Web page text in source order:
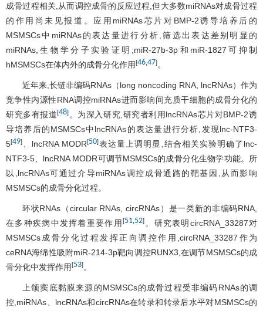
成骨过程相关,从而调控成骨的反应过程,但大多数miRNAs对成骨过程
的作用尚未见报道。应用miRNAs芯片对BMP-2诱导培养后的
MSMSCs中miRNAs的表达量进行分析,筛选出表达差别明显的
miRNAs,生物学分子实验证明,miR-27b-3p和miR-1827可抑制
hMSMSCs在体内外的成骨分化作用[46 47]。
近年来,长链非编码RNAs（long noncoding RNA, lncRNAs）作为
竞争性内源性RNA调控miRNAs进而影响间充质干细胞的成骨分化的
研究多有报道[48] 。为深入研究,研究者利用lncRNAs芯片对BMP-2诱
导培养后的MSMSCs中lncRNAs的表达量进行分析,发现lnc-NTF3-
5[49] 、lncRNA MODR[50]表达量上调明显,结合相关实验明确了lnc-
NTF3-5、lncRNA MODR可调节MSMSCs的成骨分化生物学功能。所
以,lncRNAs可通过介导miRNAs调控成骨通路的靶基因,从而影响
MSMSCs的成骨分化过程。
环状RNAs（circular RNAs, circRNAs）是一类新的非编码RNA,
在多种疾病中发挥着重要作用 [51 52]。研究表明circRNA_33287对
MSMSCs成骨分化过程发挥正向调控作用,circRNA_33287作为
ceRNA海绵性吸附miR-214-3p靶向调控RUNX3,在调节MSMSCs的成
骨分化中发挥作用[53]。
上颌窦底黏膜来源的MSMSCs的成骨过程受非编码RNAs的调
控,miRNAs、lncRNAs和circRNAs在转录和转录后水平对MSMSCs的